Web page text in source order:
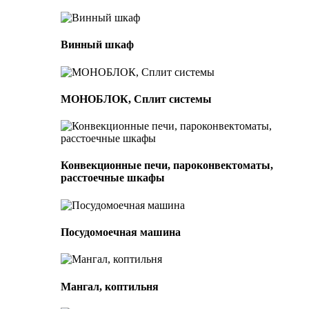
Винный шкаф
МОНОБЛОК, Сплит системы
Конвекционные печи, пароконвектоматы,
расстоечные шкафы
Посудомоечная машина
Мангал, коптильня